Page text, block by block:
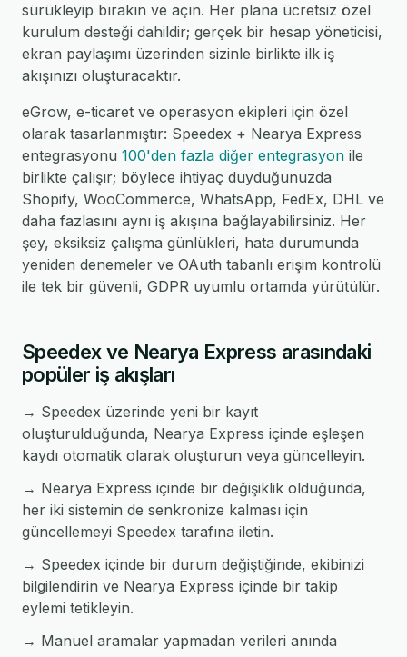
sürükleyip bırakın ve açın. Her plana ücretsiz özel
kurulum desteği dahildir; gerçek bir hesap yöneticisi,
ekran paylaşımı üzerinden sizinle birlikte ilk iş
akışınızı oluşturacaktır.
eGrow, e-ticaret ve operasyon ekipleri için özel
olarak tasarlanmıştır: Speedex + Nearya Express
entegrasyonu 100'den fazla diğer entegrasyon ile
birlikte çalışır; böylece ihtiyaç duyduğunuzda
Shopify, WooCommerce, WhatsApp, FedEx, DHL ve
daha fazlasını aynı iş akışına bağlayabilirsiniz. Her
şey, eksiksiz çalışma günlükleri, hata durumunda
yeniden denemeler ve OAuth tabanlı erişim kontrolü
ile tek bir güvenli, GDPR uyumlu ortamda yürütülür.
Speedex ve Nearya Express arasındaki
popüler iş akışları
→ Speedex üzerinde yeni bir kayıt
oluşturulduğunda, Nearya Express içinde eşleşen
kaydı otomatik olarak oluşturun veya güncelleyin.
→ Nearya Express içinde bir değişiklik olduğunda,
her iki sistemin de senkronize kalması için
güncellemeyi Speedex tarafına iletin.
→ Speedex içinde bir durum değiştiğinde, ekibinizi
bilgilendirin ve Nearya Express içinde bir takip
eylemi tetikleyin.
→ Manuel aramalar yapmadan verileri anında